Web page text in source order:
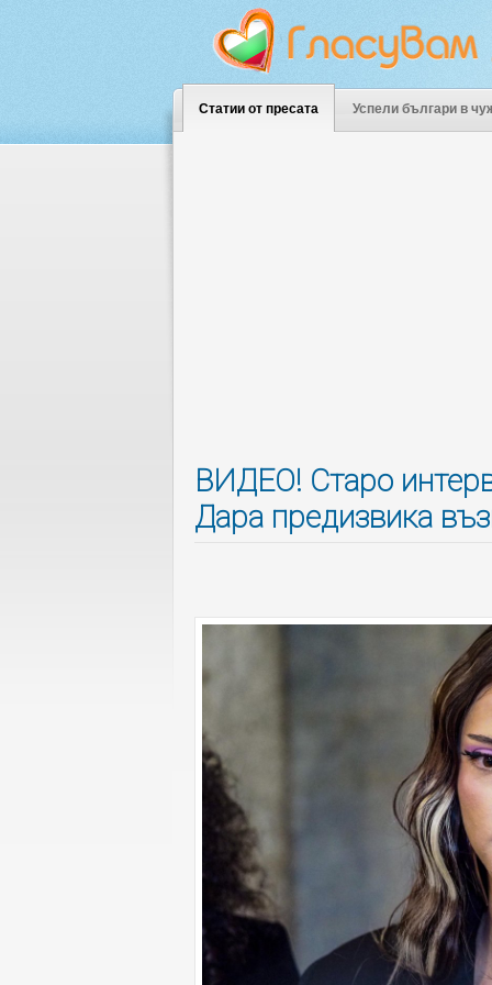
Статии от пресата Успели българи в
ВИДЕО! Старо
Дара предизвика